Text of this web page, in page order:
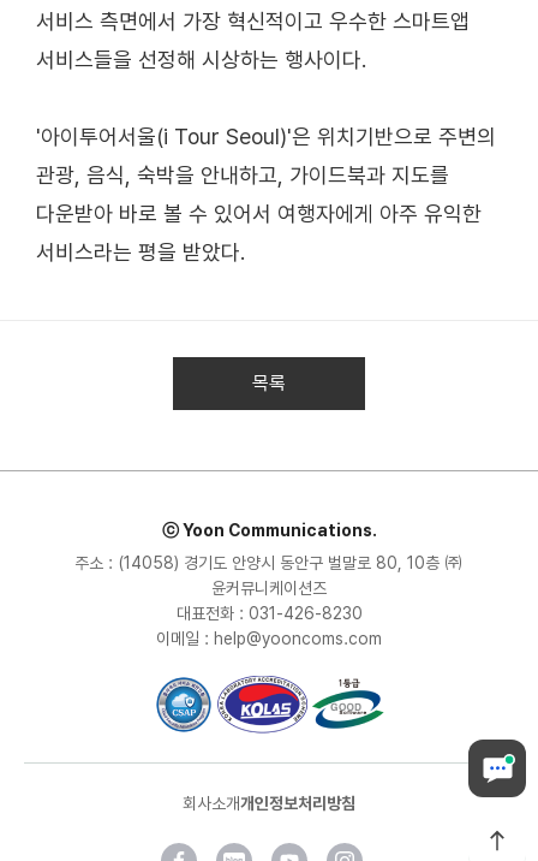
서비스 측면에서 가장 혁신적이고 우수한 스마트앱
서비스들을 선정해 시상하는 행사이다.
'아이투어서울(i Tour Seoul)'은 위치기반으로 주변의
관광, 음식, 숙박을 안내하고, 가이드북과 지도를
다운받아 바로 볼 수 있어서 여행자에게 아주 유익한
서비스라는 평을 받았다.
목록
ⓒ Yoon Communications.
주소 : (14058) 경기도 안양시 동안구 벌말로 80, 10층 ㈜
윤커뮤니케이션즈
대표전화 : 031-426-8230
이메일 : help@yooncoms.com
회사소개개인정보처리방침